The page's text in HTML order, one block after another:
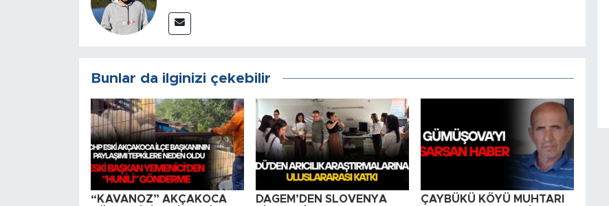
Bunlar da ilginizi çekebilir
“KAVANOZ” AKÇAKOCA
DAGEM’DEN SLOVENYA
ÇAYBÜKÜ KÖYÜ MUHTARI